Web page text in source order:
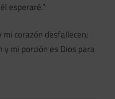
esperaré.”
mi corazón desfallecen;
y mi porción es Dios para